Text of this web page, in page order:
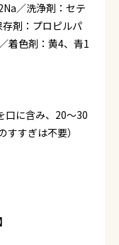
／洗浄剤：セテ
剤：プロピルパ
着色剤：黄4、青1
口に含み、20～30
すぎは不要）